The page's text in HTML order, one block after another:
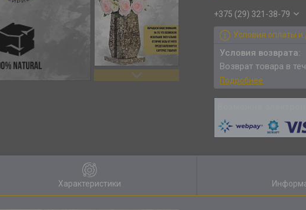
+375 (29) 321-38-79
Условия оплаты и
возврат товара в
Подробнее
Характеристики